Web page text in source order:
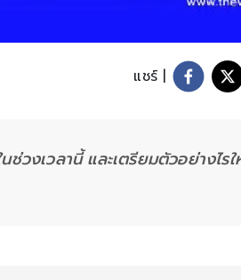
แชร์ |
ช่วงเวลานี้ และเตรียมตัวอย่างไร